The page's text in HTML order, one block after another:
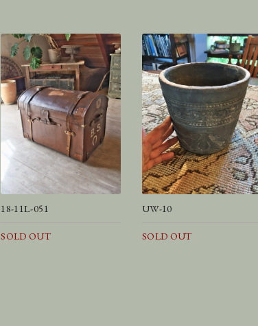
18-11L-051
SOLD OUT
UW-10
SOLD OUT